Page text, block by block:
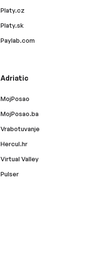
Platy.cz
Platy.sk
Paylab.com
Adriatic
MojPosao
MojPosao.ba
Vrabotuvanje
Hercul.hr
Virtual Valley
Pulser